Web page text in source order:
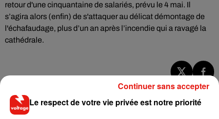
retour d'une cinquantaine de salariés, prévu le 4 mai. Il
s’agira alors (enfin) de s'attaquer au délicat démontage de
l'échafaudage, plus d’un an après l’incendie qui a ravagé la
cathédrale.
Le respect de votre vie privée est notre priorité
Continuer sans accepter